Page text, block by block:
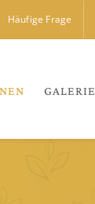
Häufige Frage
GALERIE